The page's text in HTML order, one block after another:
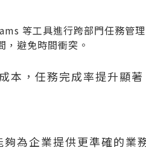
等工具進行跨部門任務管理
，避免時間衝突。
本，任務完成率提升顯著
為企業提供更準確的業